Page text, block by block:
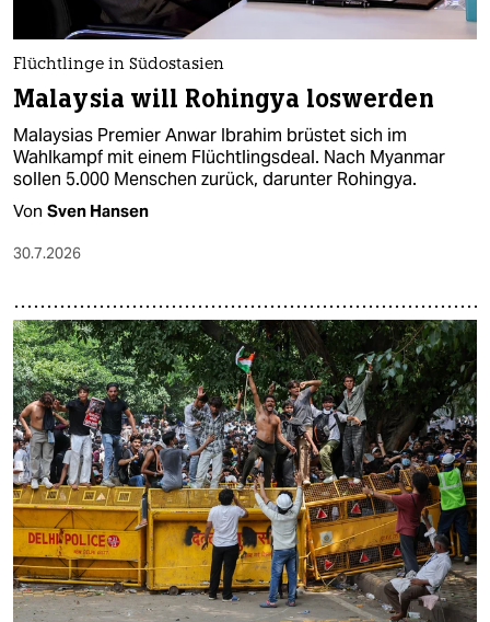
Flüchtlinge in Südostasien
Malaysia will Rohingya loswerden
Malaysias Premier Anwar Ibrahim brüstet sich im
Wahlkampf mit einem Flüchtlingsdeal. Nach Myanmar
sollen 5.000 Menschen zurück, darunter Rohingya.
Von Sven Hansen
30.7.2026